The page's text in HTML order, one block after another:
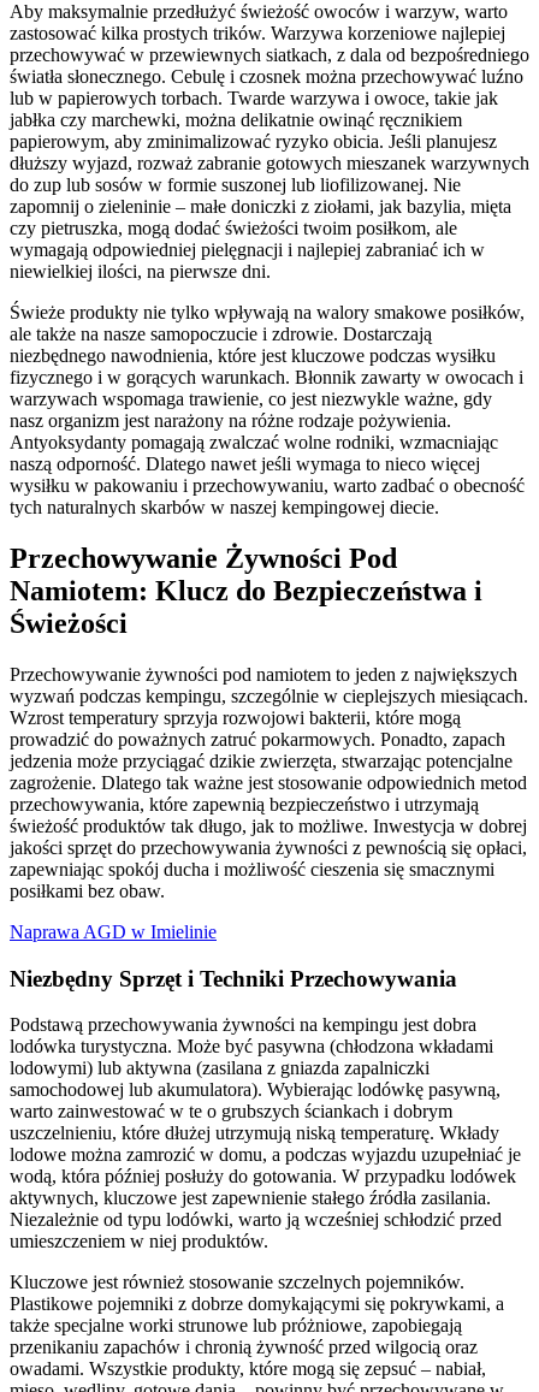
Aby maksymalnie przedłużyć świeżość owoców i warzyw, warto
zastosować kilka prostych trików. Warzywa korzeniowe najlepiej
przechowywać w przewiewnych siatkach, z dala od bezpośredniego
światła słonecznego. Cebulę i czosnek można przechowywać luźno
lub w papierowych torbach. Twarde warzywa i owoce, takie jak
jabłka czy marchewki, można delikatnie owinąć ręcznikiem
papierowym, aby zminimalizować ryzyko obicia. Jeśli planujesz
dłuższy wyjazd, rozważ zabranie gotowych mieszanek warzywnych
do zup lub sosów w formie suszonej lub liofilizowanej. Nie
zapomnij o zieleninie – małe doniczki z ziołami, jak bazylia, mięta
czy pietruszka, mogą dodać świeżości twoim posiłkom, ale
wymagają odpowiedniej pielęgnacji i najlepiej zabraniać ich w
niewielkiej ilości, na pierwsze dni.
Świeże produkty nie tylko wpływają na walory smakowe posiłków,
ale także na nasze samopoczucie i zdrowie. Dostarczają
niezbędnego nawodnienia, które jest kluczowe podczas wysiłku
fizycznego i w gorących warunkach. Błonnik zawarty w owocach i
warzywach wspomaga trawienie, co jest niezwykle ważne, gdy
nasz organizm jest narażony na różne rodzaje pożywienia.
Antyoksydanty pomagają zwalczać wolne rodniki, wzmacniając
naszą odporność. Dlatego nawet jeśli wymaga to nieco więcej
wysiłku w pakowaniu i przechowywaniu, warto zadbać o obecność
tych naturalnych skarbów w naszej kempingowej diecie.
Przechowywanie Żywności Pod
Namiotem: Klucz do Bezpieczeństwa i
Świeżości
Przechowywanie żywności pod namiotem to jeden z największych
wyzwań podczas kempingu, szczególnie w cieplejszych miesiącach.
Wzrost temperatury sprzyja rozwojowi bakterii, które mogą
prowadzić do poważnych zatruć pokarmowych. Ponadto, zapach
jedzenia może przyciągać dzikie zwierzęta, stwarzając potencjalne
zagrożenie. Dlatego tak ważne jest stosowanie odpowiednich metod
przechowywania, które zapewnią bezpieczeństwo i utrzymają
świeżość produktów tak długo, jak to możliwe. Inwestycja w dobrej
jakości sprzęt do przechowywania żywności z pewnością się opłaci,
zapewniając spokój ducha i możliwość cieszenia się smacznymi
posiłkami bez obaw.
Naprawa AGD w Imielinie
Niezbędny Sprzęt i Techniki Przechowywania
Podstawą przechowywania żywności na kempingu jest dobra
lodówka turystyczna. Może być pasywna (chłodzona wkładami
lodowymi) lub aktywna (zasilana z gniazda zapalniczki
samochodowej lub akumulatora). Wybierając lodówkę pasywną,
warto zainwestować w te o grubszych ściankach i dobrym
uszczelnieniu, które dłużej utrzymują niską temperaturę. Wkłady
lodowe można zamrozić w domu, a podczas wyjazdu uzupełniać je
wodą, która później posłuży do gotowania. W przypadku lodówek
aktywnych, kluczowe jest zapewnienie stałego źródła zasilania.
Niezależnie od typu lodówki, warto ją wcześniej schłodzić przed
umieszczeniem w niej produktów.
Kluczowe jest również stosowanie szczelnych pojemników.
Plastikowe pojemniki z dobrze domykającymi się pokrywkami, a
także specjalne worki strunowe lub próżniowe, zapobiegają
przenikaniu zapachów i chronią żywność przed wilgocią oraz
owadami. Wszystkie produkty, które mogą się zepsuć – nabiał,